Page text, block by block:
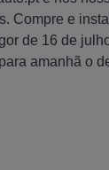
Compre e
de 16 de
amanhã o